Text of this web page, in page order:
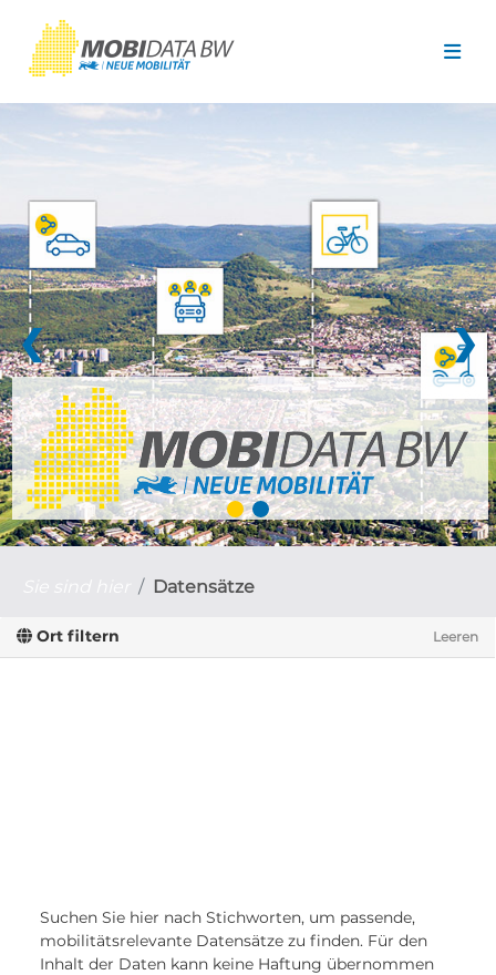
❮ ❯
Datensätze
Ort filtern Leeren
Suchen Sie hier nach Stichworten, um passende,
mobilitätsrelevante Datensätze zu finden. Für den
Inhalt der Daten kann keine Haftung übernommen